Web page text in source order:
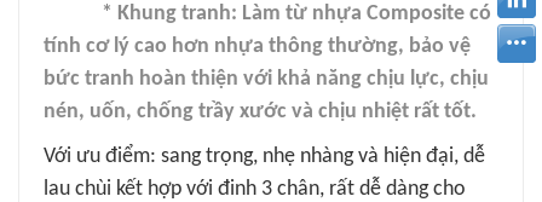
* Khung tranh: Làm từ nhựa Composite có
tính cơ lý cao hơn nhựa thông thường, bảo vệ
bức tranh hoàn thiện với khả năng chịu lực, chịu
nén, uốn, chống trầy xước và chịu nhiệt rất tốt.
Với ưu điểm: sang trọng, nhẹ nhàng và hiện đại, dễ
lau chùi kết hợp với đinh 3 chân, rất dễ dàng cho